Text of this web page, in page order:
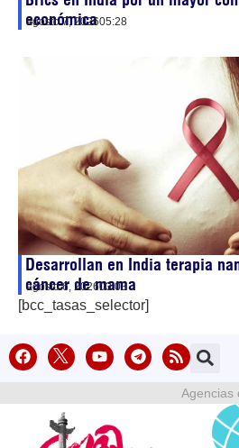
económica
agosto 7, 202605:28
Desarrollan en India terapia
cáncer de mama
agosto 6, 202603:03
[bcc_tasas_selector]
Agencias